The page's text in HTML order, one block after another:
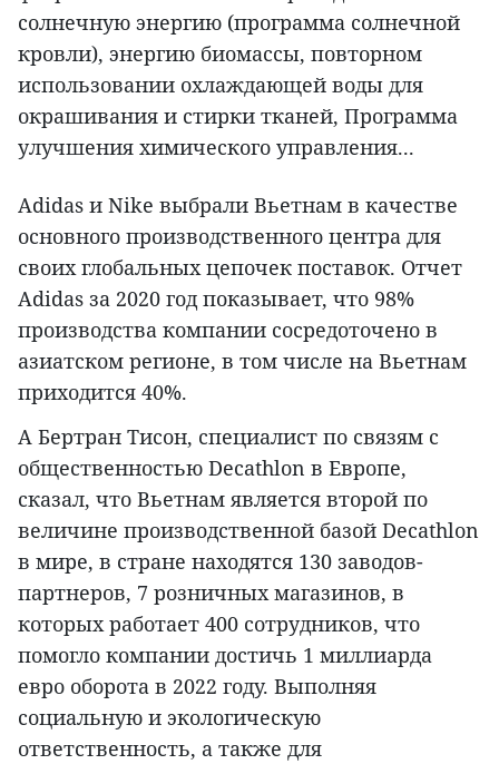
солнечную энергию (программа солнечной
кровли), энергию биомассы, повторном
использовании охлаждающей воды для
окрашивания и стирки тканей, Программа
улучшения химического управления...
Adidas и Nike выбрали Вьетнам в качестве
основного производственного центра для
своих глобальных цепочек поставок. Отчет
Adidas за 2020 год показывает, что 98%
производства компании сосредоточено в
азиатском регионе, в том числе на Вьетнам
приходится 40%.
А Бертран Тисон, специалист по связям с
общественностью Decathlon в Европе,
сказал, что Вьетнам является второй по
величине производственной базой Decathlon
в мире, в стране находятся 130 заводов-
партнеров, 7 розничных магазинов, в
которых работает 400 сотрудников, что
помогло компании достичь 1 миллиарда
евро оборота в 2022 году. Выполняя
социальную и экологическую
ответственность, а также для